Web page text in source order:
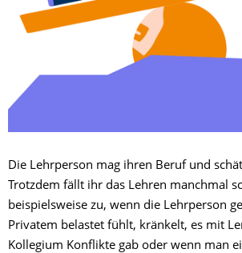
Die Lehrperson mag ihren Beruf und
Trotzdem fällt ihr das Lehren manchmal
beispielsweise zu, wenn die Lehrperson
Privatem belastet fühlt, kränkelt, es mit
Kollegium Konflikte gab oder wenn man